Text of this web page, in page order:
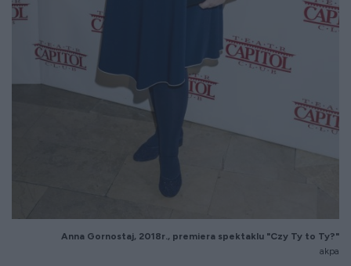
Anna Gornostaj, 2018r., premiera spektaklu "Czy Ty to Ty?"
akpa